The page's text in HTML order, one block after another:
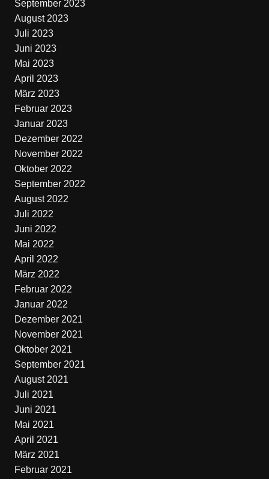
September 2023
August 2023
Juli 2023
Juni 2023
Mai 2023
April 2023
März 2023
Februar 2023
Januar 2023
Dezember 2022
November 2022
Oktober 2022
September 2022
August 2022
Juli 2022
Juni 2022
Mai 2022
April 2022
März 2022
Februar 2022
Januar 2022
Dezember 2021
November 2021
Oktober 2021
September 2021
August 2021
Juli 2021
Juni 2021
Mai 2021
April 2021
März 2021
Februar 2021